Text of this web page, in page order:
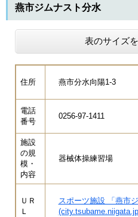
燕市ジムナスト分水
表のサイズ
住所 燕市分水向陽1-3
電話
番号
0256-97-1411
施設
の規
模・
内容
器械体操練習場
ＵＲ
Ｌ
スポーツ施設 「燕市